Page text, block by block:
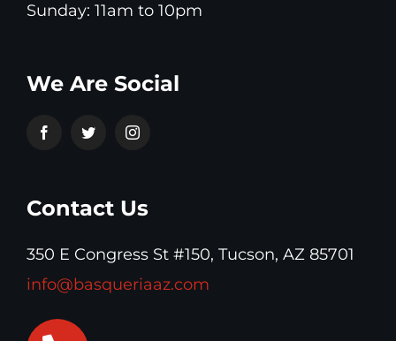
Sunday: 11am to 10pm
We Are Social
Contact Us
350 E Congress St #150, Tucson, AZ 85701
info@basqueriaaz.com